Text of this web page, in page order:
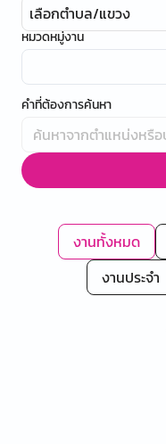
เลือกตำบล/แขวง
หมวดหมู่งาน
คำที่ต้องการค้นหา
งานทั้งหมด
งานประจำ